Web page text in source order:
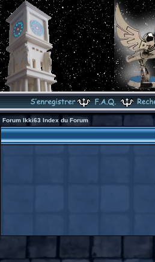
Forum Ikki63 Index du Forum